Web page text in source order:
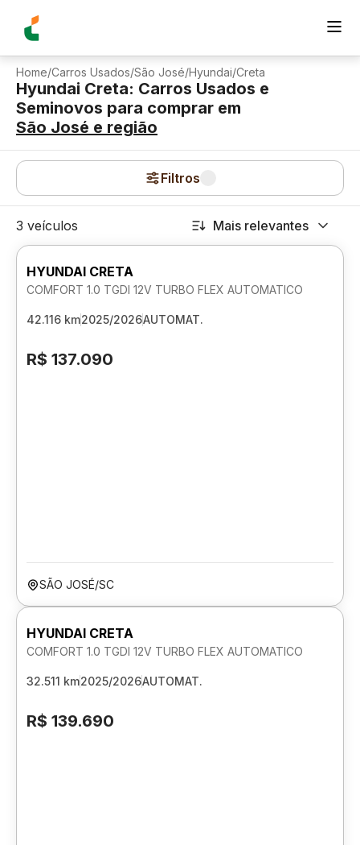
Home/Carros Usados/São José/Hyundai/Creta
Hyundai Creta: Carros Usados e
Seminovos para comprar em
São José e região
Filtros
3 veículos Mais relevantes
HYUNDAI CRETA
COMFORT 1.0 TGDI 12V TURBO FLEX AUTOMATICO
42.116 km2025/2026AUTOMAT.
R$ 137.090
SÃO JOSÉ/SC
HYUNDAI CRETA
COMFORT 1.0 TGDI 12V TURBO FLEX AUTOMATICO
32.511 km2025/2026AUTOMAT.
R$ 139.690